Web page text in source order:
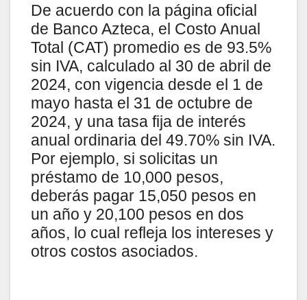
De acuerdo con la página oficial
de Banco Azteca, el Costo Anual
Total (CAT) promedio es de 93.5%
sin IVA, calculado al 30 de abril de
2024, con vigencia desde el 1 de
mayo hasta el 31 de octubre de
2024, y una tasa fija de interés
anual ordinaria del 49.70% sin IVA.
Por ejemplo, si solicitas un
préstamo de 10,000 pesos,
deberás pagar 15,050 pesos en
un año y 20,100 pesos en dos
años, lo cual refleja los intereses y
otros costos asociados.